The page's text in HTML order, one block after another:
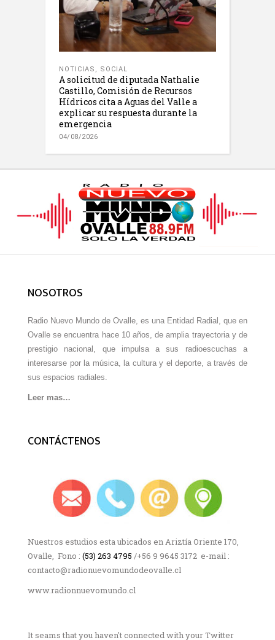
NOTICIAS , SOCIAL
A solicitud de diputada Nathalie
Castillo, Comisión de Recursos
Hídricos cita a Aguas del Valle a
explicar su respuesta durante la
emergencia
04/08/2026
NOSOTROS
Radio Nuevo Mundo de Ovalle, es una Entidad Radial, que en
Ovalle se encuentra hace 10 años, de amplia trayectoria y de
prestigio nacional, que impulsa a sus radioescuchas a
interesarse por la música, la cultura y el deporte, a través de
sus espacios radiales.
Leer mas…
CONTÁCTENOS
Nuestros estudios esta ubicados en Ariztía Oriente 170,
Ovalle, Fono : (53) 263 4795 /+56 9 9645 3172 e-mail :
contacto@radionuevomundodeovalle.cl
www.radionnuevomundo.cl
It seams that you haven't connected with your Twitter